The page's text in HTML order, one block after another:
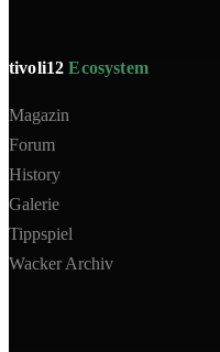
tivoli12Ecosystem
Magazin
Forum
History
Galerie
Tippspiel
Wacker Archiv